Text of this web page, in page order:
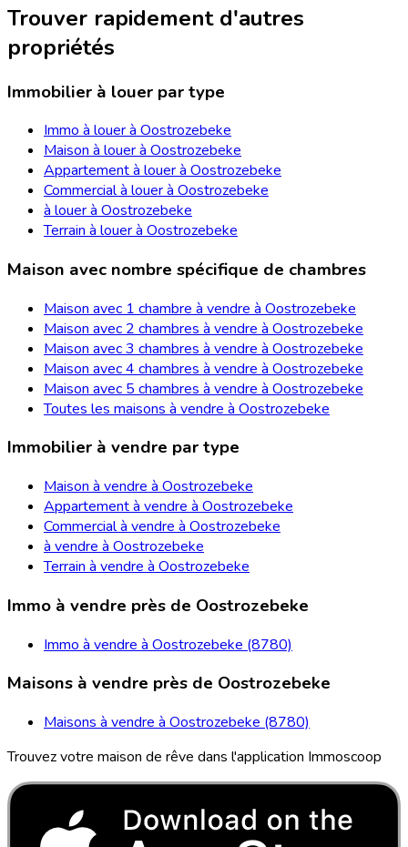
Trouver rapidement d'autres
propriétés
Immobilier à louer par type
Immo à louer à Oostrozebeke
Maison à louer à Oostrozebeke
Appartement à louer à Oostrozebeke
Commercial à louer à Oostrozebeke
à louer à Oostrozebeke
Terrain à louer à Oostrozebeke
Maison avec nombre spécifique de chambres
Maison avec 1 chambre à vendre à Oostrozebeke
Maison avec 2 chambres à vendre à Oostrozebeke
Maison avec 3 chambres à vendre à Oostrozebeke
Maison avec 4 chambres à vendre à Oostrozebeke
Maison avec 5 chambres à vendre à Oostrozebeke
Toutes les maisons à vendre à Oostrozebeke
Immobilier à vendre par type
Maison à vendre à Oostrozebeke
Appartement à vendre à Oostrozebeke
Commercial à vendre à Oostrozebeke
à vendre à Oostrozebeke
Terrain à vendre à Oostrozebeke
Immo à vendre près de Oostrozebeke
Immo à vendre à Oostrozebeke (8780)
Maisons à vendre près de Oostrozebeke
Maisons à vendre à Oostrozebeke (8780)
Trouvez votre maison de rêve dans l'application Immoscoop